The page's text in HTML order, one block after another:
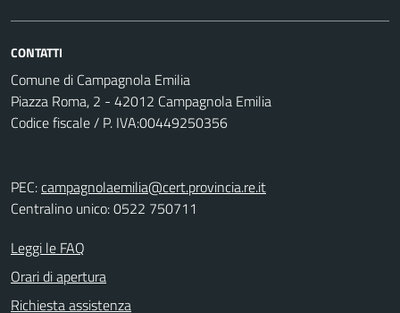
CONTATTI
Comune di Campagnola Emilia
Piazza Roma, 2 - 42012 Campagnola Emilia
Codice fiscale / P. IVA:00449250356
PEC:campagnolaemilia@cert.provincia.re.it
Centralino unico: 0522 750711
Leggi le FAQ
Orari di apertura
Richiesta assistenza